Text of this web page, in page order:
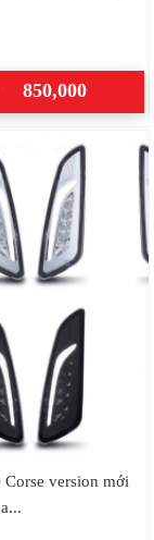
850,000
version mới